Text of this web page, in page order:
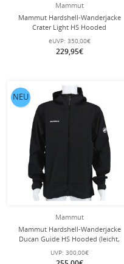
Mammut
Mammut Hardshell-Wanderjacke
Crater Light HS Hooded
(wasserdicht, atmungsaktiv) schwarz
Herren
eUVP: 350,00€
229,95€
Mammut
Mammut Hardshell-Wanderjacke
Ducan Guide HS Hooded (leicht,
wasserdicht, 3-Lagen-Laminat)
schwarz Herren
UVP: 300,00€
NEU